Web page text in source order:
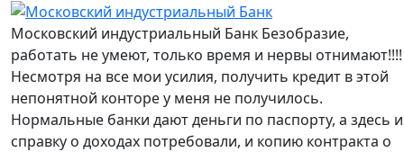
Московский индустриальный Банк Безобразие,
работать не умеют, только время и нервы отнимают!!!!
Несмотря на все мои усилия, получить кредит в этой
непонятной конторе у меня не получилось.
Нормальные банки дают деньги по паспорту, а здесь и
справку о доходах потребовали, и копию контракта о